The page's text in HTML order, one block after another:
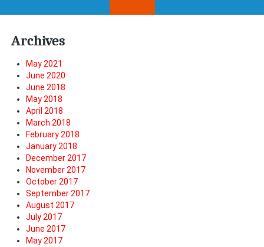
Archives
May 2021
June 2020
June 2018
May 2018
April 2018
March 2018
February 2018
January 2018
December 2017
November 2017
October 2017
September 2017
August 2017
July 2017
June 2017
May 2017